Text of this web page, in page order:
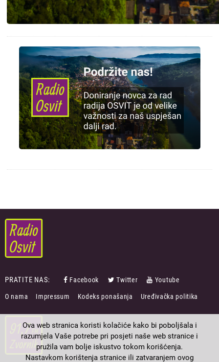
PRATITE NAS: Facebook Twitter Youtube
FOOTER
MENU
O nama Impressum Kodeks ponašanja Uređivačka politika
Ova web stranica koristi kolačiće kako bi poboljšala i
razumjela Vaše potrebe pri posjeti naše web stranice i
pružila vam bolje iskustvo tokom korišćenja.
Nastavkom korištenja stranice ili zatvaranjem ovog